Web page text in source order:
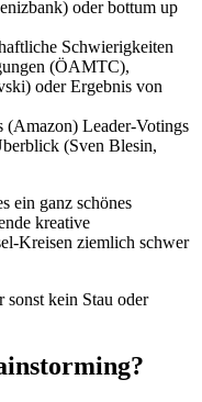
oder bottum up
Schwierigkeiten
(ÖAMTC),
oder Ergebnis von
(Amazon) Leader-Votings
(Sven Blesin,
ein ganz schönes
kreative
Kreisen ziemlich schwer
kein Stau oder